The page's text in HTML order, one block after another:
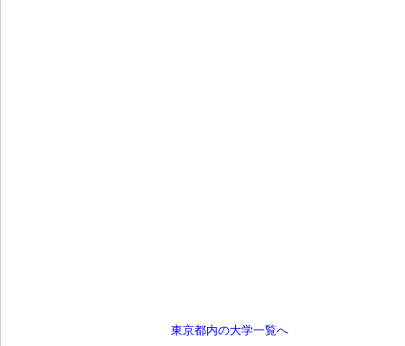
東京都内の大学一覧へ